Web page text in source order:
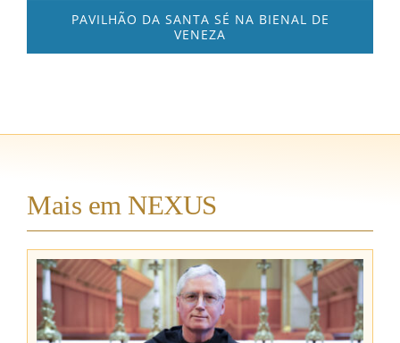
PAVILHÃO DA SANTA SÉ NA BIENAL DE
VENEZA
Mais em NEXUS